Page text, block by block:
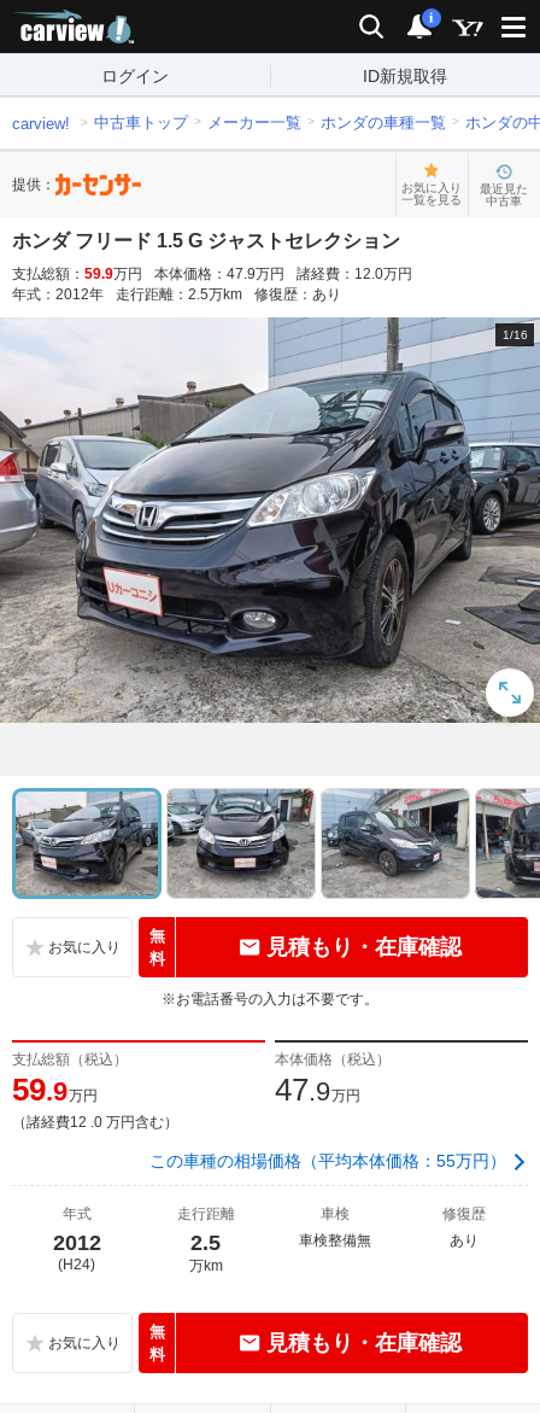
検索 通知
i
ログイン ID新規取得
carview! 中古車トップ メーカー一覧 ホンダの車種一覧 ホンダの
提供：
お気に入り
一覧を見る
最近見た
中古車
ホンダ フリード 1.5 G ジャストセレクション
支払総額： 59.9万円 本体価格： 47.9万円 諸経費： 12.0万円
年式： 2012年 走行距離： 2.5万km 修復歴： あり
1/16
無
料
見積もり・在庫確認
※お電話番号の入力は不要です。
支払総額（税込）
59.9万円
（諸経費12 .0 万円含む）
本体価格（税込）
47.9万円
この車種の相場価格（平均本体価格：55万円）
年式
2012
(H24)
走行距離
2.5
万km
車検
車検整備無
修復歴
あり
無
料
見積もり・在庫確認